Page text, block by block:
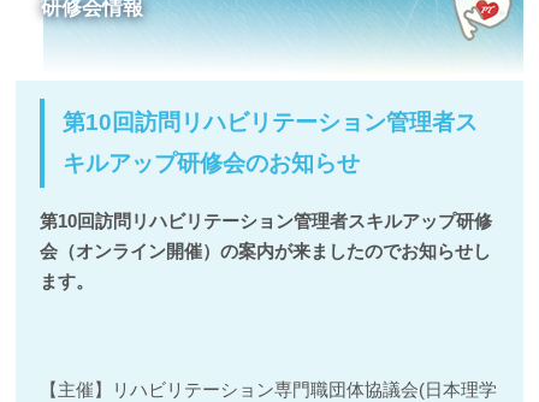
研修会情報
第10回訪問リハビリテーション管理者ス
キルアップ研修会のお知らせ
第10回訪問リハビリテーション管理者スキルアップ研修
会（オンライン開催）の案内が来ましたのでお知らせし
ます。
【主催】リハビリテーション専門職団体協議会(日本理学